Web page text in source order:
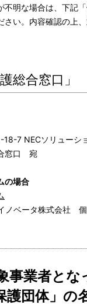
不明な場合は、下記
さい。内容確認の上
総合窓口」
18-7 NECソリューシ
窓口 宛
の場合
ノベータ株式会社
事業者とな
護団体」の